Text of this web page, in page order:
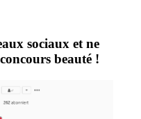
sociaux et ne
beauté !